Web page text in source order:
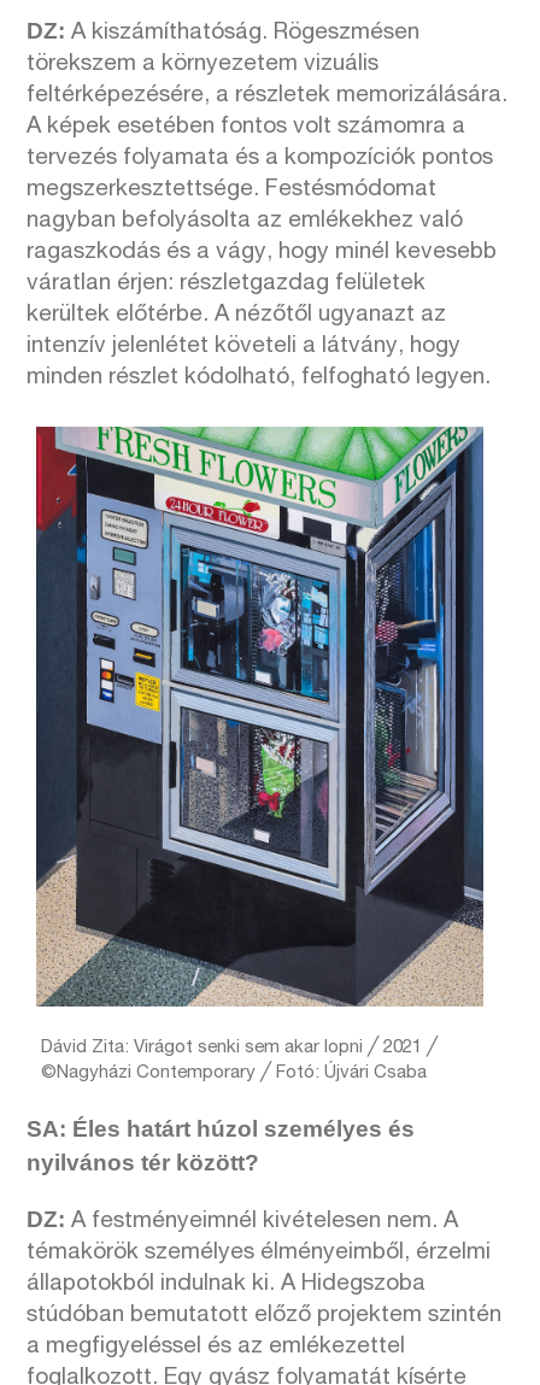
DZ: A kiszámíthatóság. Rögeszmésen
törekszem a környezetem vizuális
feltérképezésére, a részletek memorizálására.
A képek esetében fontos volt számomra a
tervezés folyamata és a kompozíciók pontos
megszerkesztettsége. Festésmódomat
nagyban befolyásolta az emlékekhez való
ragaszkodás és a vágy, hogy minél kevesebb
váratlan érjen: részletgazdag felületek
kerültek előtérbe. A nézőtől ugyanazt az
intenzív jelenlétet követeli a látvány, hogy
minden részlet kódolható, felfogható legyen.
Dávid Zita: Virágot senki sem akar lopni ╱ 2021 ╱
©Nagyházi Contemporary ╱ Fotó: Újvári Csaba
SA: É les határt húzol szemé lyesés
nyilvános tér között?
DZ: A festményeimnél kivételesen nem. A
témakörök személyes élményeimből, érzelmi
állapotokból indulnak ki. A Hidegszoba
stúdóban bemutatott előző projektem szintén
a megfigyeléssel és az emlékezettel
foglalkozott. Egy gyász folyamatát kísérte